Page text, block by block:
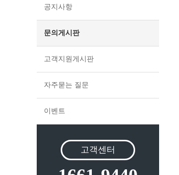
공지사항
문의게시판
고객지원게시판
자주묻는 질문
이벤트
고객센터